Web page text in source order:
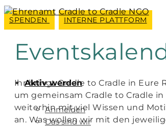
SPENDEN INTERNE PLATTFORM
Aktiv werden
Anmelden
Das sind wir
Ihr bringt Cradle to Cradle in
um gemeinsam Cradle to Cradle
weiterhin mit viel Wissen und
an. Was wollen wir mit den